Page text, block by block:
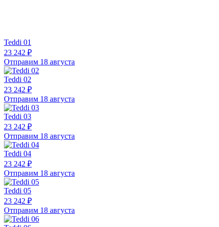
Teddi 01
23 242 ₽
Отправим 18 августа
Teddi 02
23 242 ₽
Отправим 18 августа
Teddi 03
23 242 ₽
Отправим 18 августа
Teddi 04
23 242 ₽
Отправим 18 августа
Teddi 05
23 242 ₽
Отправим 18 августа